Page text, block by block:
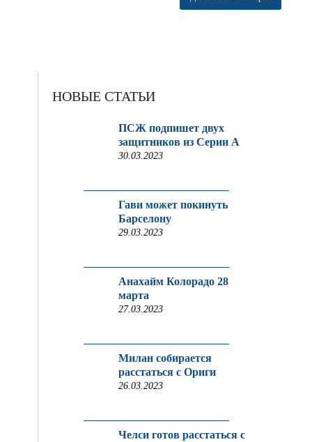
НОВЫЕ СТАТЬИ
ПСЖ подпишет двух
защитников из Серии A
30.03.2023
Гави может покинуть
Барселону
29.03.2023
Анахайм Колорадо 28
марта
27.03.2023
Милан собирается
расстаться с Ориги
26.03.2023
Челси готов расстаться с